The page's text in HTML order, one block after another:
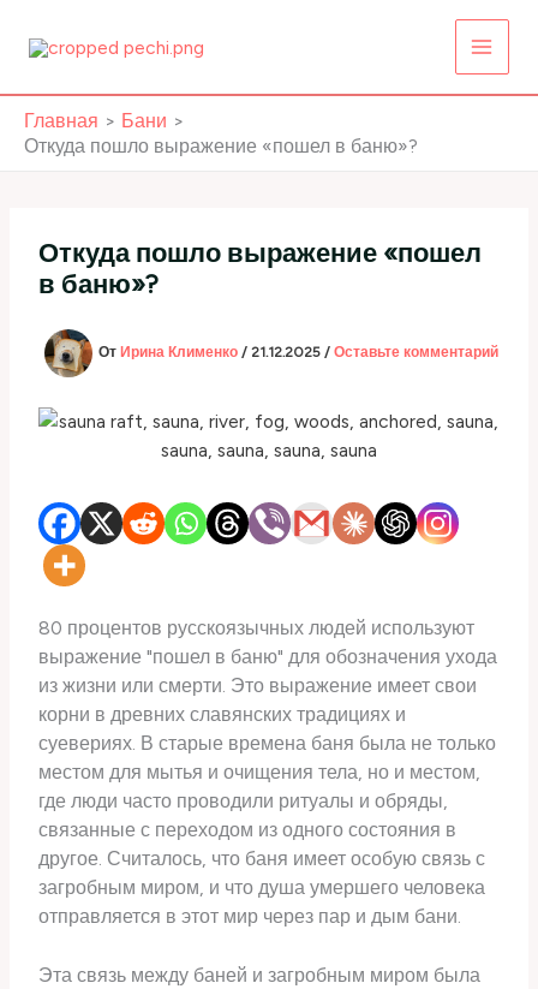
Главная
Бани
Откуда пошло выражение «пошел в баню»?
Откуда пошло выражение «пошел
в баню»?
От Ирина Клименко/21.12.2025/Оставьте комментарий
80 процентов русскоязычных людей используют
выражение "пошел в баню" для обозначения ухода
из жизни или смерти. Это выражение имеет свои
корни в древних славянских традициях и
суевериях. В старые времена баня была не только
местом для мытья и очищения тела, но и местом,
где люди часто проводили ритуалы и обряды,
связанные с переходом из одного состояния в
другое. Считалось, что баня имеет особую связь с
загробным миром, и что душа умершего человека
отправляется в этот мир через пар и дым бани.
Эта связь между баней и загробным миром была